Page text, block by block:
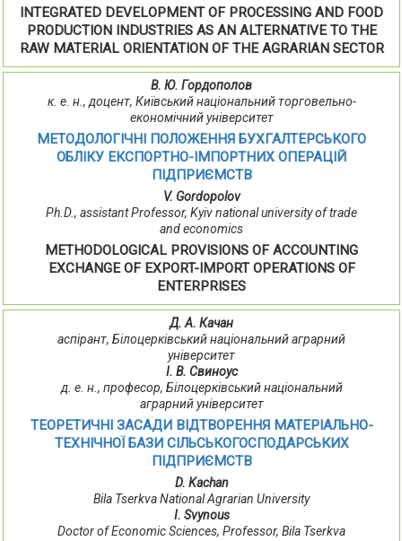
INTEGRATED DEVELOPMENT OF PROCESSING AND FOOD
PRODUCTION INDUSTRIES AS AN ALTERNATIVE TO THE
RAW MATERIAL ORIENTATION OF THE AGRARIAN SECTOR
В. Ю. Гордополов
к. е. н., доцент, Київський національний торговельно-
економічний університет
МЕТОДОЛОГІЧНІ ПОЛОЖЕННЯ БУХГАЛТЕРСЬКОГО
ОБЛІКУ ЕКСПОРТНО-ІМПОРТНИХ ОПЕРАЦІЙ
ПІДПРИЄМСТВ
V. Gordopolov
Ph.D., assistant Professor, Kyiv national university of trade
and economics
METHODOLOGICAL PROVISIONS OF ACCOUNTING
EXCHANGE OF EXPORT-IMPORT OPERATIONS OF
ENTERPRISES
Д. А. Качан
аспірант, Білоцерківський національний аграрний
університет
І. В. Свиноус
д. е. н., професор, Білоцерківський національний
аграрний університет
ТЕОРЕТИЧНІ ЗАСАДИ ВІДТВОРЕННЯ МАТЕРІАЛЬНО-
ТЕХНІЧНОЇ БАЗИ СІЛЬСЬКОГОСПОДАРСЬКИХ
ПІДПРИЄМСТВ
D. Kachan
Bila Tserkva National Agrarian University
I. Svynous
Doctor of Economic Sciences, Professor, Bila Tserkva